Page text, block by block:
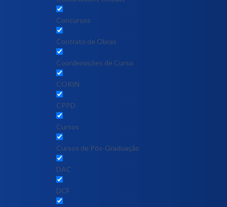
Concursos
Contrato de Obras
Coordenações de Curso
CORIN
CPPD
Cursos
Cursos de Pós-Graduação
DAC
DCF